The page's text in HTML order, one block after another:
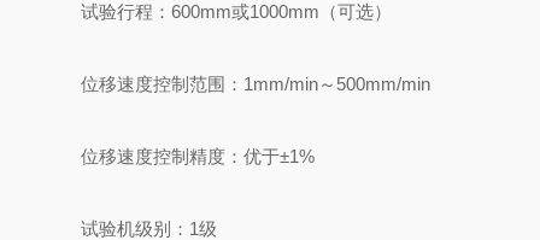
试验行程：600mm或1000mm（可选）
位移速度控制范围：1mm/min～500mm/min
位移速度控制精度：优于±1%
试验机级别：1级